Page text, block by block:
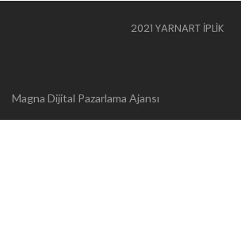
2021 YARNART İPLİK
Web
Magna Dijital Pazarlama Ajansı